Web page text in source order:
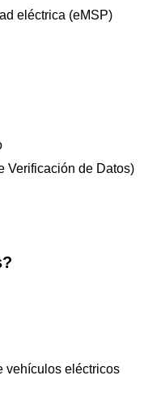
eléctrica (eMSP)
Verificación de Datos)
vehículos eléctricos